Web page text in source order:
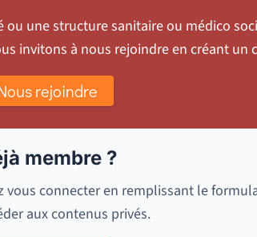
ou une structure sanitaire ou médico
invitons à nous rejoindre en créant un
rejoindre
membre ?
vous connecter en remplissant le
aux contenus privés.